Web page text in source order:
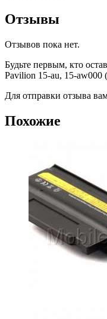
Отзывы
Отзывов пока нет.
Будьте первым, кто
Pavilion 15-au, 15-
Для отправки отзыва
Похожие